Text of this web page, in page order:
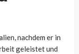
nachdem er in
geleistet und